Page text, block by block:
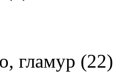
гламур (22)